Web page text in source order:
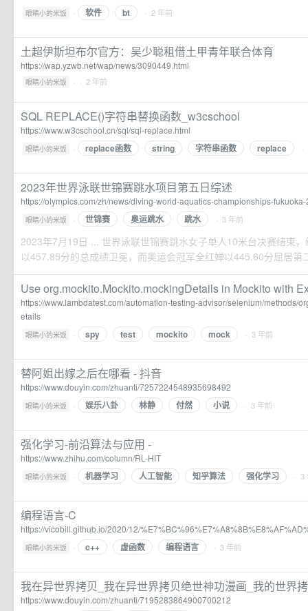
眼睛小的米饭 · 软件 bt · 2 年前
土超伊斯坦布尔官方：吴少聪租借土甲青年联合体育
https://wap.yzwb.net/wap/news/3090449.html
眼睛小的米饭 · · 2 年前
SQL REPLACE()字符串替换函数_w3cschool
https://www.w3cschool.cn/sql/sql-replace.html
眼睛小的米饭 · replace函数 string 字符串函数 replace
2023年世界泳联世锦赛跳水项目第五日综述
https://olympics.com/zh/news/diving-world-aquatics-championships-
眼睛小的米饭 · 世锦赛 奥运跳水 跳水 · 3 年前
2023年7月19日 ... 世界泳联世锦赛跳水女子单人10米台决赛结束
以457.85分的总成绩卫冕，而奥运会冠军全红婵以445.60分屈居第
Use org.mockito.Mockito.mockingDetails in Mockito with
https://www.lambdatest.com/automation-testing-advisor/selenium/methods/
etails
眼睛小的米饭 · spy test mockito mock · 3 年前
替阿姐出嫁之后在哪看 - 抖音
https://www.douyin.com/zhuanti/7257224548935698492
眼睛小的米饭 · 娱乐八卦 林静 付然 小说 · 3 年前
强化学习-前沿算法与应用 -
https://www.zhihu.com/column/RL-HIT
眼睛小的米饭 · 机器学习 人工智能 知乎算法 强化学习 · 3
编程语言-C
https://vicobill.github.io/2020/12/
眼睛小的米饭 · c++ 虚函数 编程语言 · 3 年前
我在异世界拷贝_我在异世界拷贝绝世神功漫画_我的世界
https://www.douyin.com/zhuanti/7195283864900700212